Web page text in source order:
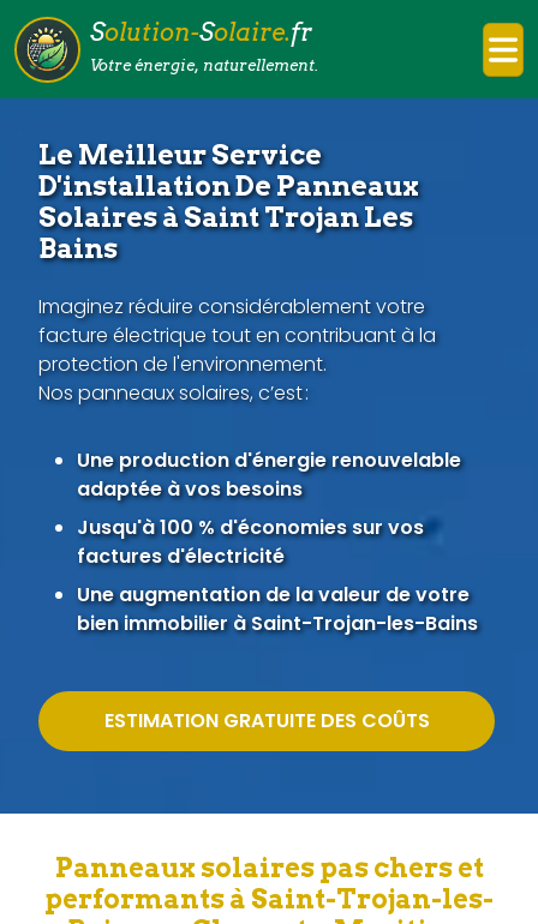
Solution-Solaire.fr
Votre énergie, naturellement.
Le Meilleur Service
D'installation De Panneaux
Solaires à Saint Trojan Les
Bains
Imaginez réduire considérablement votre
facture électrique tout en contribuant à la
protection de l'environnement.
Nos panneaux solaires, c’est :
Une production d'énergie renouvelable
adaptée à vos besoins
Jusqu'à 100 % d'économies sur vos
factures d'électricité
Une augmentation de la valeur de votre
bien immobilier à Saint-Trojan-les-Bains
ESTIMATION GRATUITE DES COÛTS
Panneaux solaires pas chers et
performants à Saint-Trojan-les-